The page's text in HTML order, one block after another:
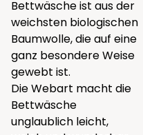
Bettwäsche ist aus der
weichsten biologischen
Baumwolle, die auf eine
ganz besondere Weise
gewebt ist.
Die Webart macht die
Bettwäsche
unglaublich leicht,